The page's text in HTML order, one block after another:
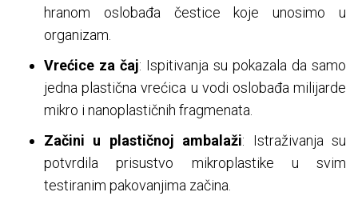
hranom oslobađa čestice koje unosimo u
organizam.
Vrećice za čaj: Ispitivanja su pokazala da samo
jedna plastična vrećica u vodi oslobađa milijarde
mikro i nanoplastičnih fragmenata.
Začini u plastičnoj ambalaži: Istraživanja su
potvrdila prisustvo mikroplastike u svim
testiranim pakovanjima začina.